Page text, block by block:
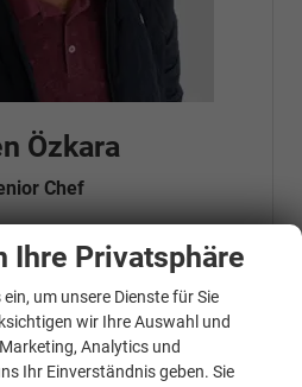
Özkara
Chef
07181 - 47695 15
info@autohausrems.de
Fahrzeuge (0)
Ihre Privatsphäre
um unsere Dienste für Sie
wir Ihre Auswahl und
Analytics und
Ihr Einverständnis geben. Sie